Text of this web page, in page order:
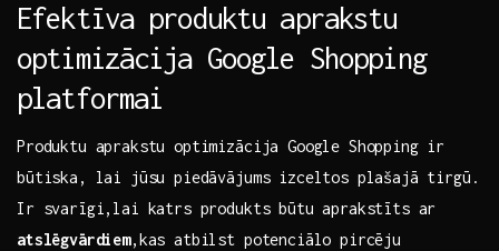
Efektīva produktu aprakstu
optimizācija Google Shopping
platformai
Produktu aprakstu‌ optimizācija Google Shopping ir
būtiska, lai jūsu piedāvājums izceltos plašajā tirgū.
Ir svarīgi,lai katrs produkts būtu aprakstīts ar⁣
atslēgvārdiem,kas ‌atbilst potenciālo pircēju